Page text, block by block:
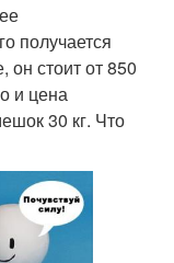
получается
он стоит от 850
и цена
30 кг. Что